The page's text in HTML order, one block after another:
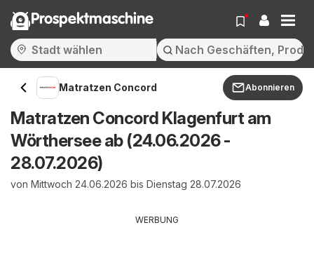
Prospektmaschine
Matratzen Concord Abonnieren
Matratzen Concord Klagenfurt am
Wörthersee ab (24.06.2026 -
28.07.2026)
von Mittwoch 24.06.2026 bis Dienstag 28.07.2026
WERBUNG